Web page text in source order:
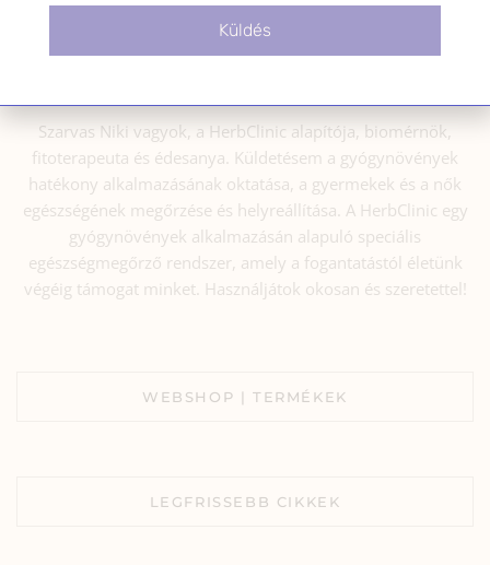
Szarvas Niki vagyok, a HerbClinic alapítója, biomérnök,
fitoterapeuta és édesanya. Küldetésem a gyógynövények
hatékony alkalmazásának oktatása, a gyermekek és a nők
egészségének megőrzése és helyreállítása. A HerbClinic egy
gyógynövények alkalmazásán alapuló speciális
egészségmegőrző rendszer, amely a fogantatástól életünk
végéig támogat minket. Használjátok okosan és szeretettel!
WEBSHOP | TERMÉKEK
LEGFRISSEBB CIKKEK
Küldés